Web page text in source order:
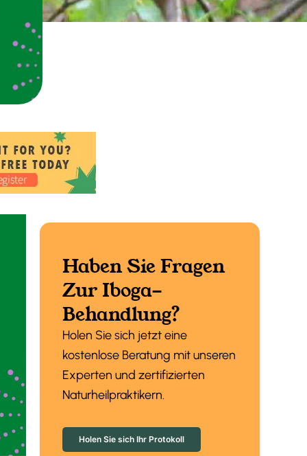
Haben Sie Fragen
Zur Iboga-
Behandlung?
Holen Sie sich jetzt eine
kostenlose Beratung mit unseren
Experten und zertifizierten
Naturheilpraktikern.
Holen Sie sich Ihr Protokoll